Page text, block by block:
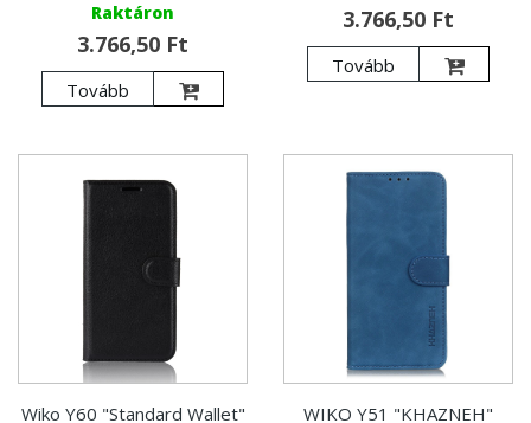
Raktáron
3.766,50 Ft
Tovább
3.766,50 Ft
Tovább
Wiko Y60 "Standard Wallet" WIKO Y51 "KHAZNEH"